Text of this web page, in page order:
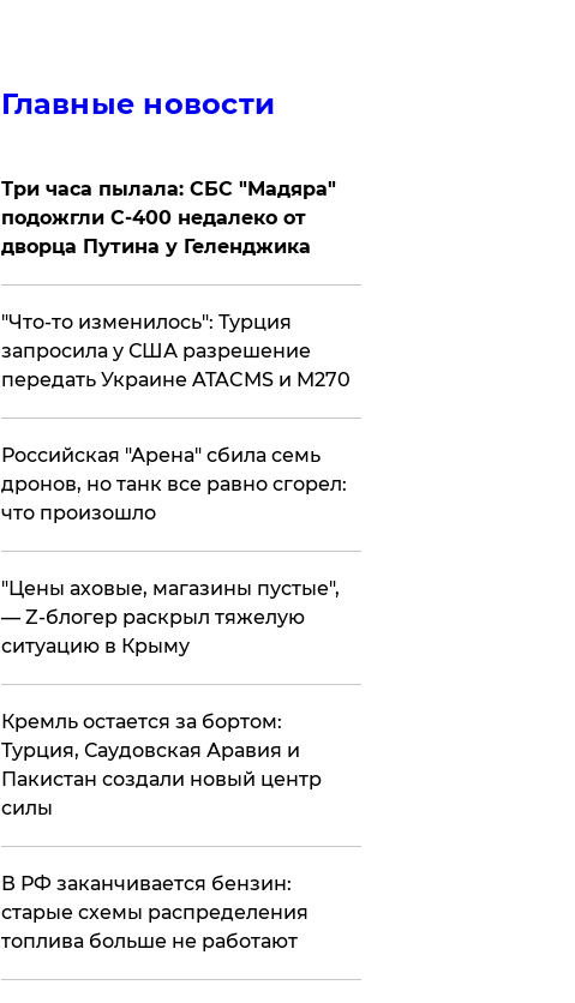
Главные новости
Три часа пылала: СБС "Мадяра"
подожгли С-400 недалеко от
дворца Путина у Геленджика
​"Что-то изменилось": Турция
запросила у США разрешение
передать Украине ATACMS и M270
​Российская "Арена" сбила семь
дронов, но танк все равно сгорел:
что произошло
​"Цены аховые, магазины пустые",
— Z-блогер раскрыл тяжелую
ситуацию в Крыму
​Кремль остается за бортом:
Турция, Саудовская Аравия и
Пакистан создали новый центр
силы
​В РФ заканчивается бензин:
старые схемы распределения
топлива больше не работают